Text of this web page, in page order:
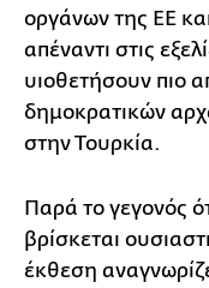
οργάνων της ΕΕ
απέναντι στις
υιοθετήσουν πιο
δημοκρατικών
στην Τουρκία.
Παρά το γεγονός
βρίσκεται
έκθεση